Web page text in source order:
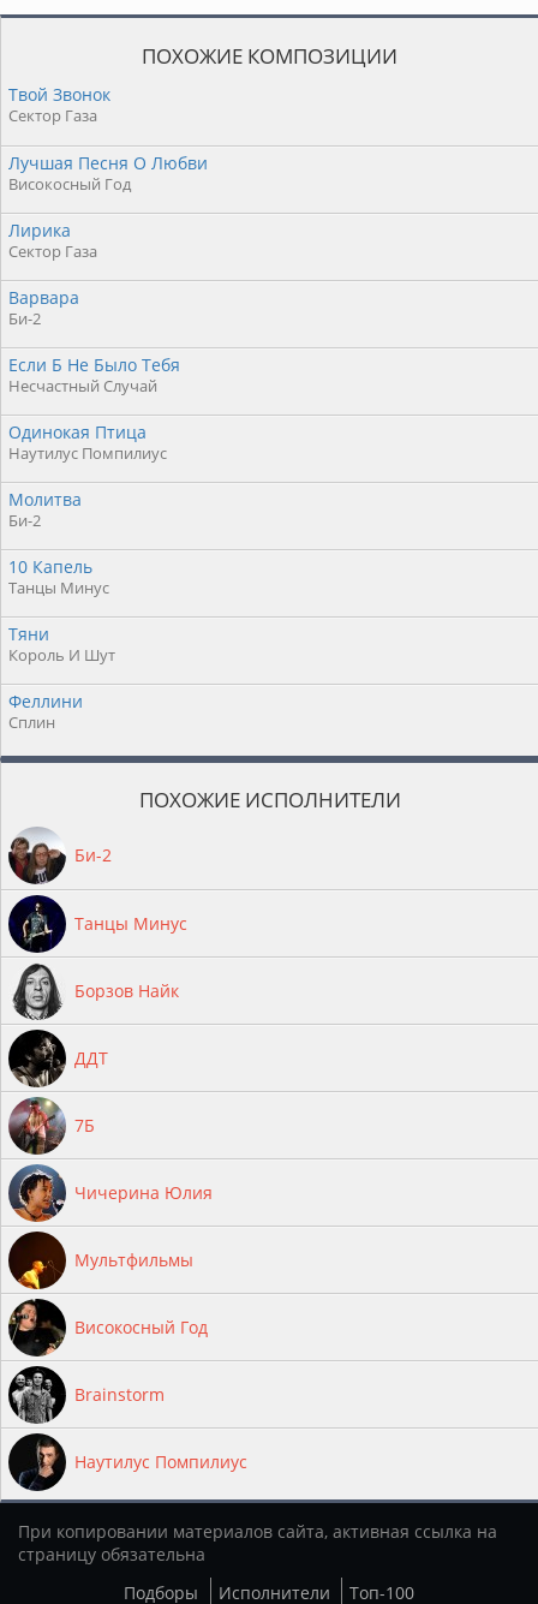
ПОХОЖИЕ КОМПОЗИЦИИ
Твой Звонок
Сектор Газа
Лучшая Песня О Любви
Високосный Год
Лирика
Сектор Газа
Варвара
Би-2
Если Б Не Было Тебя
Несчастный Случай
Одинокая Птица
Наутилус Помпилиус
Молитва
Би-2
10 Капель
Танцы Минус
Тяни
Король И Шут
Феллини
Сплин
ПОХОЖИЕ ИСПОЛНИТЕЛИ
Би-2
Танцы Минус
Борзов Найк
ДДТ
7Б
Чичерина Юлия
Мультфильмы
Високосный Год
Brainstorm
Наутилус Помпилиус
При копировании материалов сайта, активная ссылка на
страницу обязательна
Подборы
Исполнители Топ-100